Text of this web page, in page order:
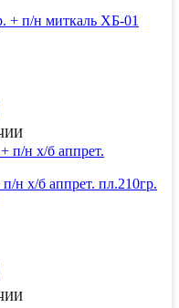
+ п/н миткаль ХБ-01
н х/б аппрет. пл.210гр.